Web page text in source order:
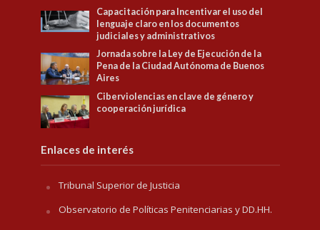
Capacitación para Incentivar el uso del
lenguaje claro en los documentos
judiciales y administrativos
Jornada sobre la Ley de Ejecución de la
Pena de la Ciudad Autónoma de Buenos
Aires
Ciberviolencias en clave de género y
cooperación jurídica
Enlaces de interés
Tribunal Superior de Justicia
Observatorio de Políticas Penitenciarias y DD.HH.